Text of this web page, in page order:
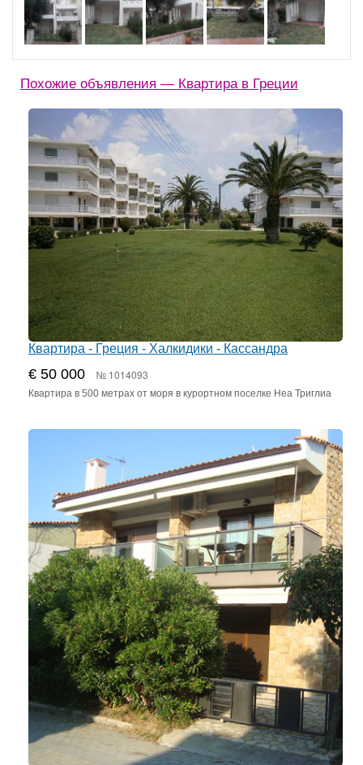
Похожие объявления — Квартира в Греции
Квартира - Греция - Халкидики - Кассандра
€ 50 000 № 1014093
Квартира в 500 метрах от моря в курортном поселке Неа Триглиа